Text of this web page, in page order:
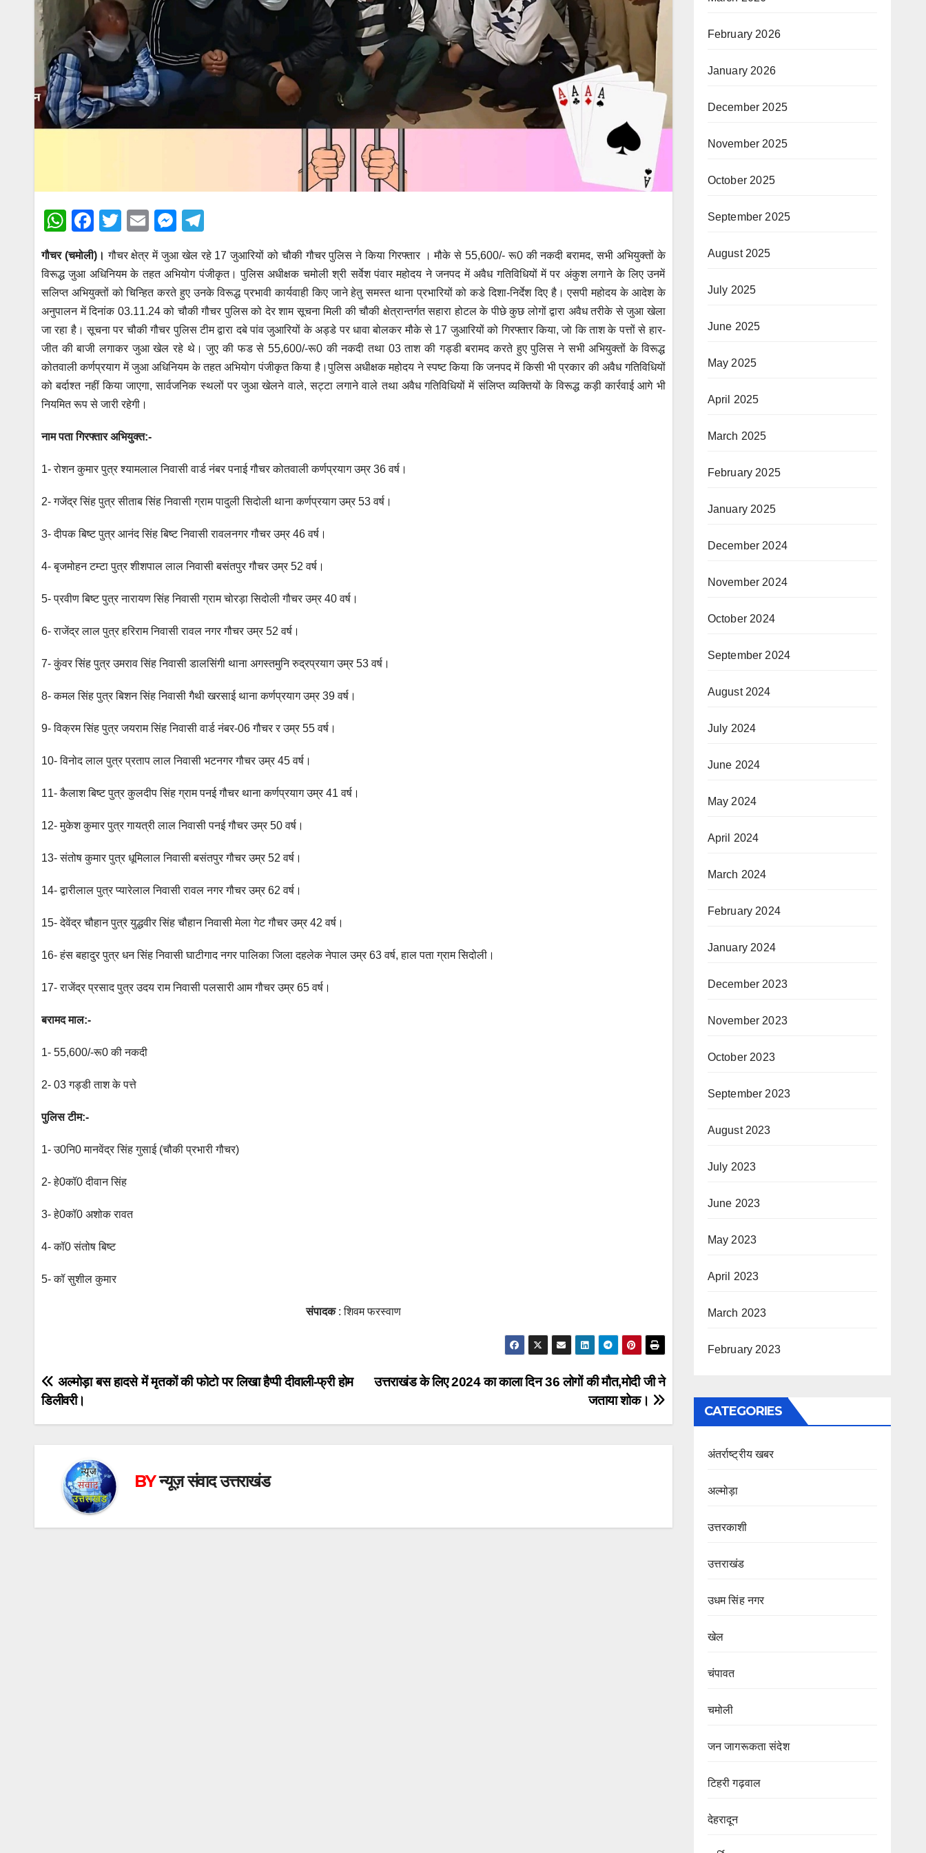
W
at
s
A
p
p
F
c
e
b
o
o
k
T
wi
tt
er
E
m
ail
M
e
ss
e
n
g
er
el
e
gr
a
m
गौचर (चमोली)। गौचर क्षेत्र में जुआ खेल रहे 17 जुआरियों को चौकी गौचर पुलिस ने किया गिरफ्तार । मौके से 55,600/- रू0 की नकदी बरामद, सभी अभियुक्तों के
विरूद्ध जुआ अधिनियम के तहत अभियोग पंजीकृत। पुलिस अधीक्षक चमोली श्री सर्वेश पंवार महोदय ने जनपद में अवैध गतिविधियों में पर अंकुश लगाने के लिए उनमें
सलिप्त अभियुक्तों को चिन्हित करते हुए उनके विरूद्ध प्रभावी कार्यवाही किए जाने हेतु समस्त थाना प्रभारियों को कडे दिशा-निर्देश दिए है। एसपी महोदय के आदेश के
अनुपालन में दिनांक 03.11.24 को चौकी गौचर पुलिस को देर शाम सूचना मिली की चौकी क्षेत्रान्तर्गत सहारा होटल के पीछे कुछ लोगों द्वारा अवैध तरीके से जुआ खेला
जा रहा है। सूचना पर चौकी गौचर पुलिस टीम द्वारा दबे पांव जुआरियों के अड्डे पर धावा बोलकर मौके से 17 जुआरियों को गिरफ्तार किया, जो कि ताश के पत्तों से हार-
जीत की बाजी लगाकर जुआ खेल रहे थे। जुए की फड से 55,600/-रू0 की नकदी तथा 03 ताश की गड्डी बरामद करते हुए पुलिस ने सभी अभियुक्तों के विरूद्ध
कोतवाली कर्णप्रयाग में जुआ अधिनियम के तहत अभियोग पंजीकृत किया है।पुलिस अधीक्षक महोदय ने स्पष्ट किया कि जनपद में किसी भी प्रकार की अवैध गतिविधियों
को बर्दाश्त नहीं किया जाएगा, सार्वजनिक स्थलों पर जुआ खेलने वाले, सट्टा लगाने वाले तथा अवैध गतिविधियों में संलिप्त व्यक्तियों के विरूद्ध कड़ी कार्रवाई आगे भी
नियमित रूप से जारी रहेगी।
नाम पता गिरफ्तार अभियुक्त:-
1- रोशन कुमार पुत्र श्यामलाल निवासी वार्ड नंबर पनाई गौचर कोतवाली कर्णप्रयाग उम्र 36 वर्ष।
2- गजेंद्र सिंह पुत्र सीताब सिंह निवासी ग्राम पादुली सिदोली थाना कर्णप्रयाग उम्र 53 वर्ष।
3- दीपक बिष्ट पुत्र आनंद सिंह बिष्ट निवासी रावलनगर गौचर उम्र 46 वर्ष।
4- बृजमोहन टम्टा पुत्र शीशपाल लाल निवासी बसंतपुर गौचर उम्र 52 वर्ष।
5- प्रवीण बिष्ट पुत्र नारायण सिंह निवासी ग्राम चोरड़ा सिदोली गौचर उम्र 40 वर्ष।
6- राजेंद्र लाल पुत्र हरिराम निवासी रावल नगर गौचर उम्र 52 वर्ष।
7- कुंवर सिंह पुत्र उमराव सिंह निवासी डालसिंगी थाना अगस्तमुनि रुद्रप्रयाग उम्र 53 वर्ष।
8- कमल सिंह पुत्र बिशन सिंह निवासी गैथी खरसाई थाना कर्णप्रयाग उम्र 39 वर्ष।
9- विक्रम सिंह पुत्र जयराम सिंह निवासी वार्ड नंबर-06 गौचर र उम्र 55 वर्ष।
10- विनोद लाल पुत्र प्रताप लाल निवासी भटनगर गौचर उम्र 45 वर्ष।
11- कैलाश बिष्ट पुत्र कुलदीप सिंह ग्राम पनई गौचर थाना कर्णप्रयाग उम्र 41 वर्ष।
12- मुकेश कुमार पुत्र गायत्री लाल निवासी पनई गौचर उम्र 50 वर्ष।
13- संतोष कुमार पुत्र धूमिलाल निवासी बसंतपुर गौचर उम्र 52 वर्ष।
14- द्वारीलाल पुत्र प्यारेलाल निवासी रावल नगर गौचर उम्र 62 वर्ष।
15- देवेंद्र चौहान पुत्र युद्धवीर सिंह चौहान निवासी मेला गेट गौचर उम्र 42 वर्ष।
16- हंस बहादुर पुत्र धन सिंह निवासी घाटीगाद नगर पालिका जिला दहलेक नेपाल उम्र 63 वर्ष, हाल पता ग्राम सिदोली।
17- राजेंद्र प्रसाद पुत्र उदय राम निवासी पलसारी आम गौचर उम्र 65 वर्ष।
बरामद माल:-
1- 55,600/-रू0 की नकदी
2- 03 गड्डी ताश के पत्ते
पुलिस टीम:-
1- उ0नि0 मानवेंद्र सिंह गुसाई (चौकी प्रभारी गौचर)
2- हे0कॉ0 दीवान सिंह
3- हे0कॉ0 अशोक रावत
4- कॉ0 संतोष बिष्ट
5- कॉ सुशील कुमार
संपादक: शिवम फरस्वाण
Post
navigation
उत्तराखंड के लिए 2024 का काला दिन 36 लोगों की मौत,मोदी जी ने
जताया शोक।
अल्मोड़ा बस हादसे में मृतकों की फोटो पर लिखा हैप्पी दीवाली-फ्री होम
डिलीवरी।
BYन्यूज़ संवाद उत्तराखंड
February 2026
January 2026
December 2025
November 2025
October 2025
September 2025
August 2025
July 2025
June 2025
May 2025
April 2025
March 2025
February 2025
January 2025
December 2024
November 2024
October 2024
September 2024
August 2024
July 2024
June 2024
May 2024
April 2024
March 2024
February 2024
January 2024
December 2023
November 2023
October 2023
September 2023
August 2023
July 2023
June 2023
May 2023
April 2023
March 2023
February 2023
CATEGORIES
अंतर्राष्ट्रीय खबर
अल्मोड़ा
उत्तरकाशी
उत्तराखंड
उधम सिंह नगर
खेल
चंपावत
चमोली
जन जागरूकता संदेश
टिहरी गढ़वाल
देहरादून